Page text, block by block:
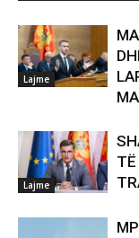
Lajme
Lajme